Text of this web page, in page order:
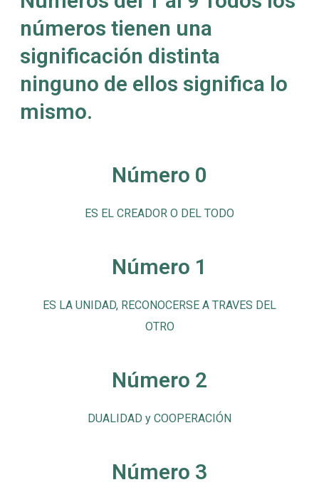
números tienen una
significación distinta
ninguno de ellos significa lo
mismo.
Número 0
ES EL CREADOR O DEL TODO
Número 1
ES LA UNIDAD, RECONOCERSE A TRAVES DEL
OTRO
Número 2
DUALIDAD y COOPERACIÓN
Número 3